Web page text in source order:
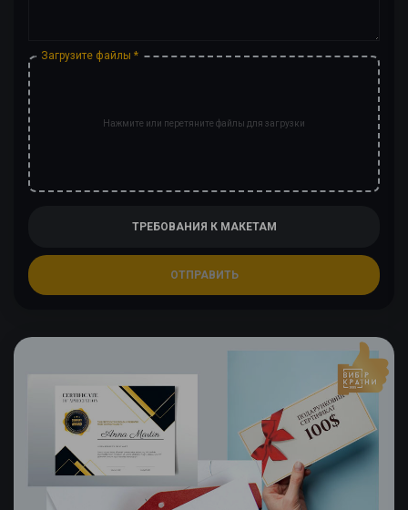
Загрузите файлы *
Нажмите или перетяните файлы для загрузки
ТРЕБОВАНИЯ К МАКЕТАМ
ОТПРАВИТЬ